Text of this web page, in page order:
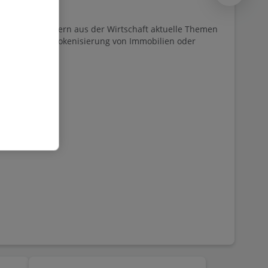
aus der Wirtschaft aktuelle Themen
oder die Tokenisierung von Immobilien oder